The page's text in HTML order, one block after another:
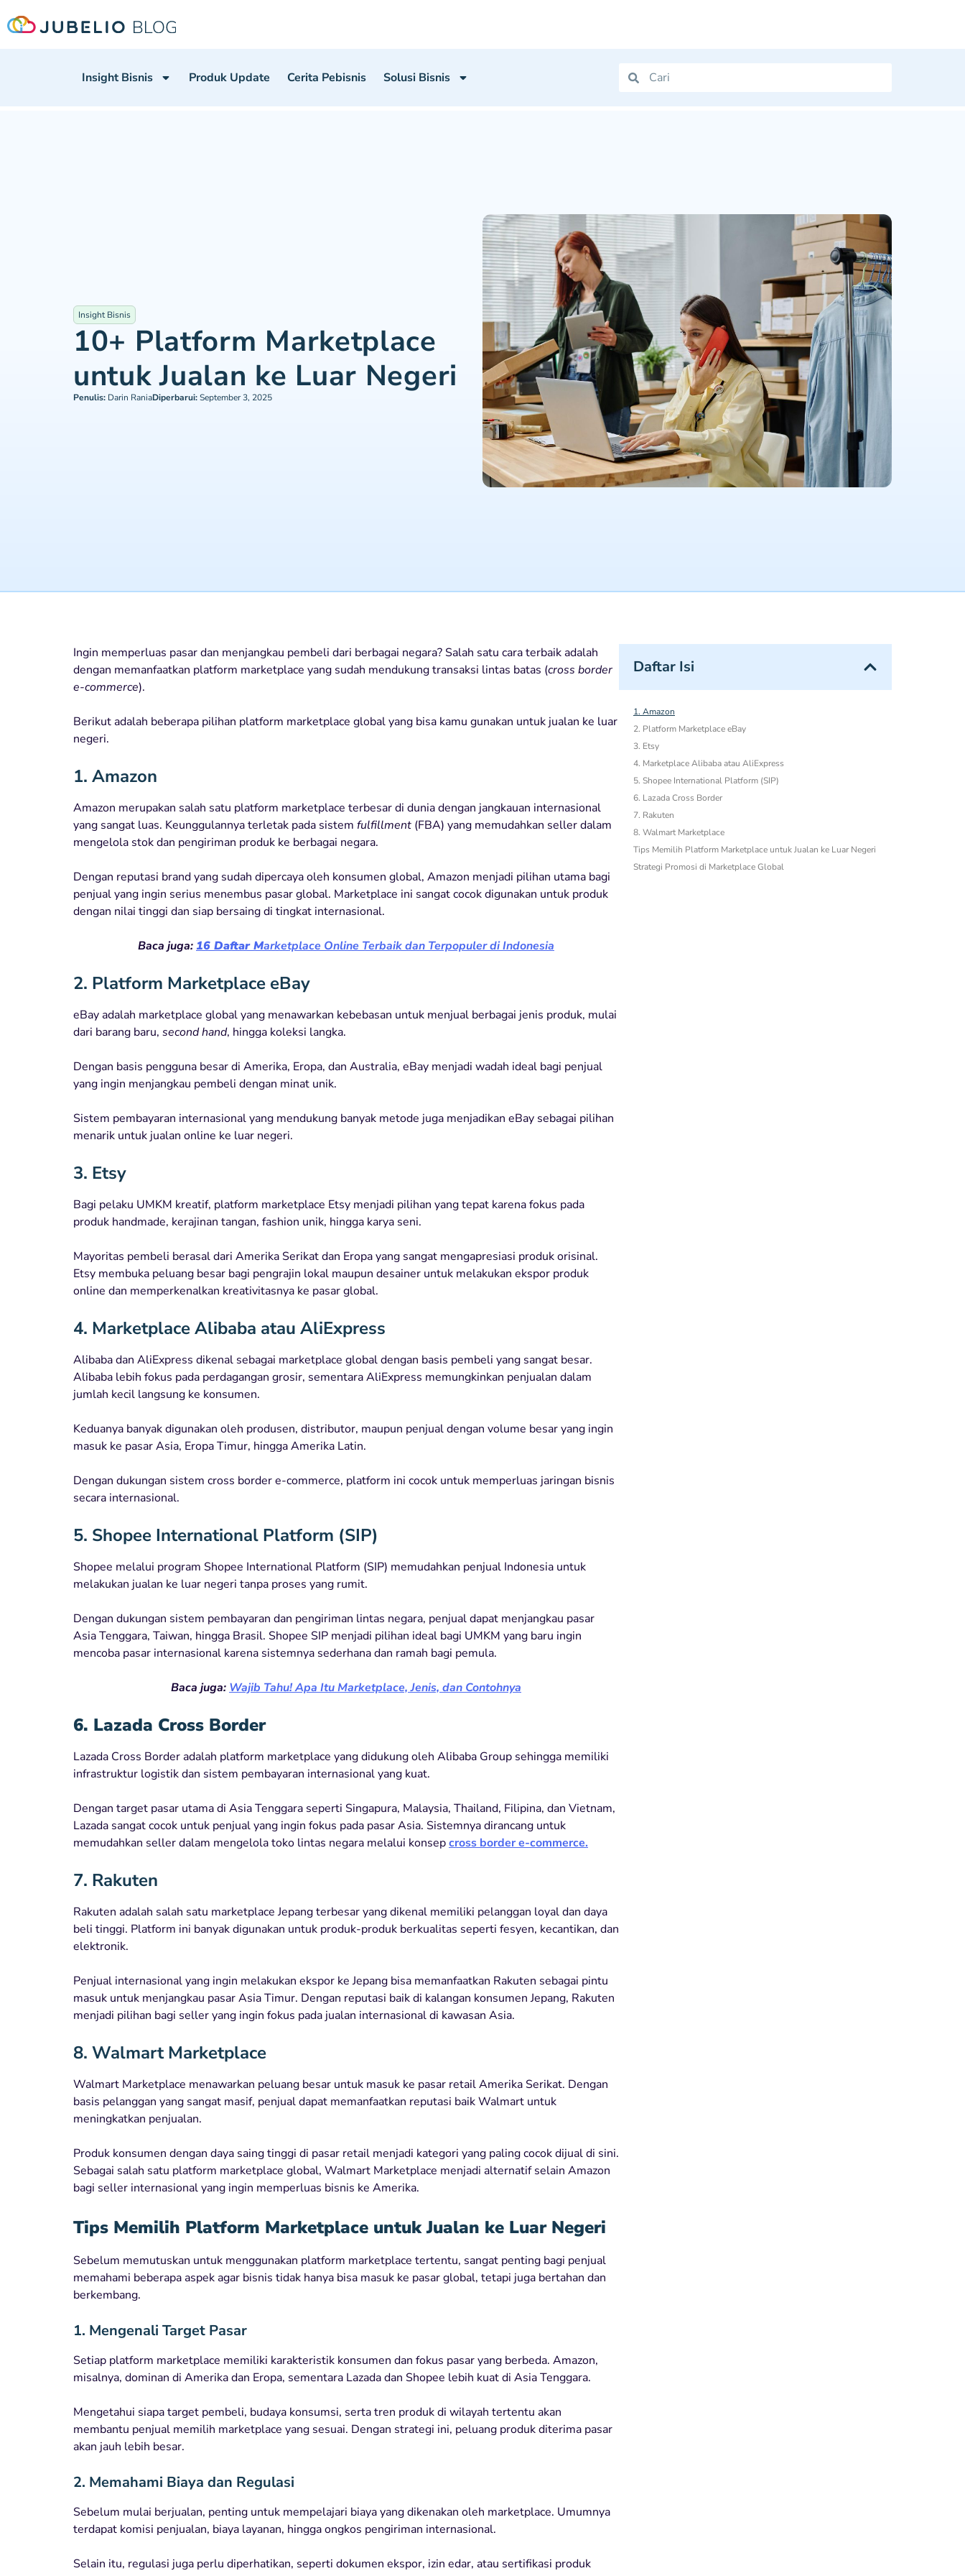
Insight Bisnis Produk Update Cerita Pebisnis Solusi Bisnis
Insight Bisnis
10+ Platform Marketplace
untuk Jualan ke Luar Negeri
Penulis: Darin RaniaDiperbarui:September 3, 2025
Ingin memperluas pasar dan menjangkau pembeli dari berbagai negara? Salah satu cara terbaik adalah
dengan memanfaatkan platform marketplace yang sudah mendukung transaksi lintas batas (cross border
e-commerce).
Berikut adalah beberapa pilihan platform marketplace global yang bisa kamu gunakan untuk jualan ke luar
negeri.
1. Amazon
Amazon merupakan salah satu platform marketplace terbesar di dunia dengan jangkauan internasional
yang sangat luas. Keunggulannya terletak pada sistem fulfillment (FBA) yang memudahkan seller dalam
mengelola stok dan pengiriman produk ke berbagai negara.
Dengan reputasi brand yang sudah dipercaya oleh konsumen global, Amazon menjadi pilihan utama bagi
penjual yang ingin serius menembus pasar global. Marketplace ini sangat cocok digunakan untuk produk
dengan nilai tinggi dan siap bersaing di tingkat internasional.
Baca juga: 16 Daftar Marketplace Online Terbaik dan Terpopuler di Indonesia
2. Platform Marketplace eBay
eBay adalah marketplace global yang menawarkan kebebasan untuk menjual berbagai jenis produk, mulai
dari barang baru, second hand, hingga koleksi langka.
Dengan basis pengguna besar di Amerika, Eropa, dan Australia, eBay menjadi wadah ideal bagi penjual
yang ingin menjangkau pembeli dengan minat unik.
Sistem pembayaran internasional yang mendukung banyak metode juga menjadikan eBay sebagai pilihan
menarik untuk jualan online ke luar negeri.
3. Etsy
Bagi pelaku UMKM kreatif, platform marketplace Etsy menjadi pilihan yang tepat karena fokus pada
produk handmade, kerajinan tangan, fashion unik, hingga karya seni.
Mayoritas pembeli berasal dari Amerika Serikat dan Eropa yang sangat mengapresiasi produk orisinal.
Etsy membuka peluang besar bagi pengrajin lokal maupun desainer untuk melakukan ekspor produk
online dan memperkenalkan kreativitasnya ke pasar global.
4. Marketplace Alibaba atau AliExpress
Alibaba dan AliExpress dikenal sebagai marketplace global dengan basis pembeli yang sangat besar.
Alibaba lebih fokus pada perdagangan grosir, sementara AliExpress memungkinkan penjualan dalam
jumlah kecil langsung ke konsumen.
Keduanya banyak digunakan oleh produsen, distributor, maupun penjual dengan volume besar yang ingin
masuk ke pasar Asia, Eropa Timur, hingga Amerika Latin.
Dengan dukungan sistem cross border e-commerce, platform ini cocok untuk memperluas jaringan bisnis
secara internasional.
5. Shopee International Platform (SIP)
Shopee melalui program Shopee International Platform (SIP) memudahkan penjual Indonesia untuk
melakukan jualan ke luar negeri tanpa proses yang rumit.
Dengan dukungan sistem pembayaran dan pengiriman lintas negara, penjual dapat menjangkau pasar
Asia Tenggara, Taiwan, hingga Brasil. Shopee SIP menjadi pilihan ideal bagi UMKM yang baru ingin
mencoba pasar internasional karena sistemnya sederhana dan ramah bagi pemula.
Baca juga: Wajib Tahu! Apa Itu Marketplace, Jenis, dan Contohnya
6. Lazada Cross Border
Lazada Cross Border adalah platform marketplace yang didukung oleh Alibaba Group sehingga memiliki
infrastruktur logistik dan sistem pembayaran internasional yang kuat.
Dengan target pasar utama di Asia Tenggara seperti Singapura, Malaysia, Thailand, Filipina, dan Vietnam,
Lazada sangat cocok untuk penjual yang ingin fokus pada pasar Asia. Sistemnya dirancang untuk
memudahkan seller dalam mengelola toko lintas negara melalui konsepcross border e-commerce.
7. Rakuten
Rakuten adalah salah satu marketplace Jepang terbesar yang dikenal memiliki pelanggan loyal dan daya
beli tinggi. Platform ini banyak digunakan untuk produk-produk berkualitas seperti fesyen, kecantikan, dan
elektronik.
Penjual internasional yang ingin melakukan ekspor ke Jepang bisa memanfaatkan Rakuten sebagai pintu
masuk untuk menjangkau pasar Asia Timur. Dengan reputasi baik di kalangan konsumen Jepang, Rakuten
menjadi pilihan bagi seller yang ingin fokus pada jualan internasional di kawasan Asia.
8. Walmart Marketplace
Walmart Marketplace menawarkan peluang besar untuk masuk ke pasar retail Amerika Serikat. Dengan
basis pelanggan yang sangat masif, penjual dapat memanfaatkan reputasi baik Walmart untuk
meningkatkan penjualan.
Produk konsumen dengan daya saing tinggi di pasar retail menjadi kategori yang paling cocok dijual di sini.
Sebagai salah satu platform marketplace global, Walmart Marketplace menjadi alternatif selain Amazon
bagi seller internasional yang ingin memperluas bisnis ke Amerika.
Tips Memilih Platform Marketplace untuk Jualan ke Luar Negeri
Sebelum memutuskan untuk menggunakan platform marketplace tertentu, sangat penting bagi penjual
memahami beberapa aspek agar bisnis tidak hanya bisa masuk ke pasar global, tetapi juga bertahan dan
berkembang.
1. Mengenali Target Pasar
Setiap platform marketplace memiliki karakteristik konsumen dan fokus pasar yang berbeda. Amazon,
misalnya, dominan di Amerika dan Eropa, sementara Lazada dan Shopee lebih kuat di Asia Tenggara.
Mengetahui siapa target pembeli, budaya konsumsi, serta tren produk di wilayah tertentu akan
membantu penjual memilih marketplace yang sesuai. Dengan strategi ini, peluang produk diterima pasar
akan jauh lebih besar.
2. Memahami Biaya dan Regulasi
Sebelum mulai berjualan, penting untuk mempelajari biaya yang dikenakan oleh marketplace. Umumnya
terdapat komisi penjualan, biaya layanan, hingga ongkos pengiriman internasional.
Selain itu, regulasi juga perlu diperhatikan, seperti dokumen ekspor, izin edar, atau sertifikasi produk
Daftar Isi
1. Amazon
2. Platform Marketplace eBay
3. Etsy
4. Marketplace Alibaba atau AliExpress
5. Shopee International Platform (SIP)
6. Lazada Cross Border
7. Rakuten
8. Walmart Marketplace
Tips Memilih Platform Marketplace untuk Jualan ke Luar Negeri
Strategi Promosi di Marketplace Global